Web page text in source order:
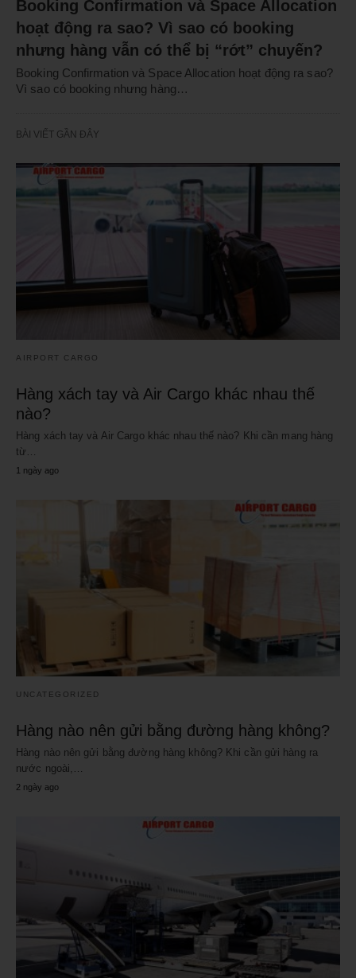
Booking Confirmation và Space Allocation
hoạt động ra sao? Vì sao có booking
nhưng hàng vẫn có thể bị “rớt” chuyến?
Booking Confirmation và Space Allocation hoạt động ra sao?
Vì sao có booking nhưng hàng…
BÀI VIẾT GẦN ĐÂY
AIRPORT CARGO
Hàng xách tay và Air Cargo khác nhau thế
nào?
Hàng xách tay và Air Cargo khác nhau thế nào? Khi cần mang hàng
từ…
1 ngày ago
UNCATEGORIZED
Hàng nào nên gửi bằng đường hàng không?
Hàng nào nên gửi bằng đường hàng không? Khi cần gửi hàng ra
nước ngoài,…
2 ngày ago